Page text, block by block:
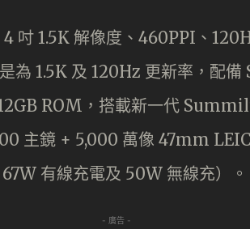
1.5K 解像度、460PPI、
為 1.5K 及 120Hz 更新率，配
ROM，搭載新⼀代
主鏡 + 5,000 萬像 47mm
有線充電及 50W 無線充）。
- 廣告 -